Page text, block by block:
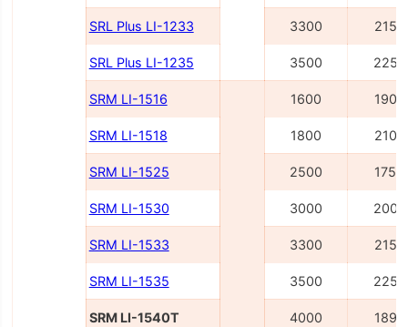
SRL Plus LI-1233 3300 2150
SRL Plus LI-1235 3500 2250
SRM LI-1516 1600 1900
SRM LI-1518 1800 2100
SRM LI-1525 2500 1755
SRM LI-1530 3000 2005
SRM LI-1533 3300 2155
SRM LI-1535 3500 2255
SRM LI-1540Т 4000 1895